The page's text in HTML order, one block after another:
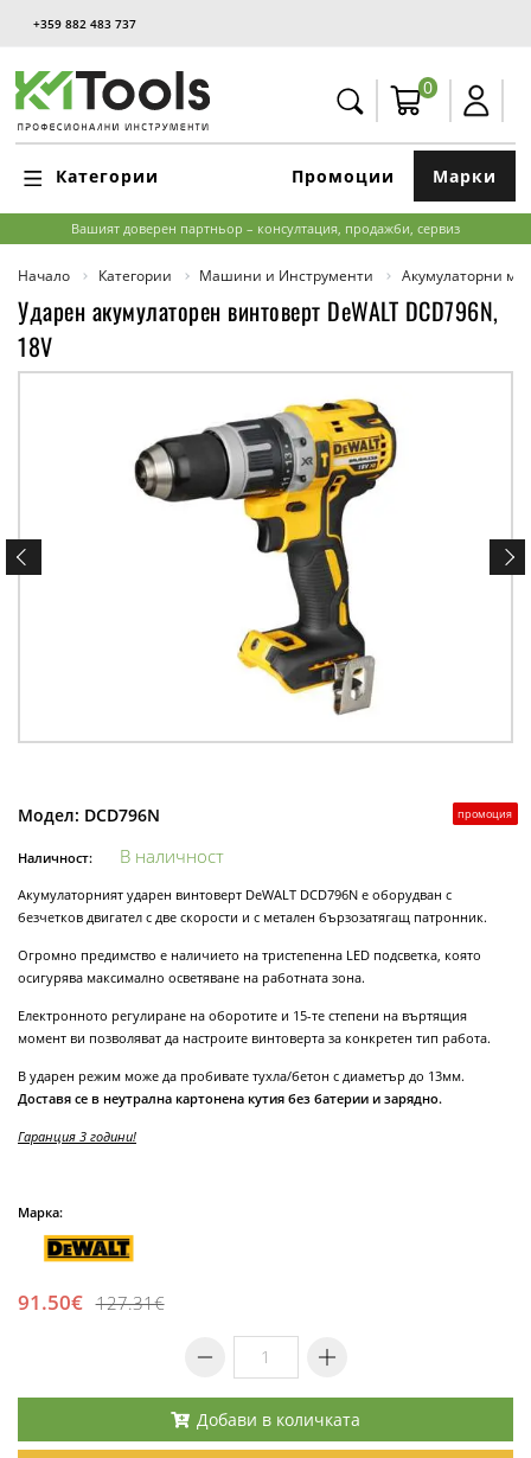
+359 882 483 737
0
Категории Марки
Промоции
Вашият доверен партньор – консултация, продажби, сервиз
Начало Категории Машини и Инструменти Акумулаторни
Ударен акумулаторен винтоверт DeWALT DCD796N,
18V
промоция
Модел: DCD796N
Наличност: В наличност
Акумулаторният ударен винтоверт DeWALT DCD796N е оборудван с
безчетков двигател с две скорости и с метален бързозатягащ патронник.
Огромно предимство е наличието на тристепенна LED подсветка, която
осигурява максимално осветяване на работната зона.
Електронното регулиране на оборотите и 15-те степени на въртящия
момент ви позволяват да настроите винтоверта за конкретен тип работа.
В ударен режим може да пробивате тухла/бетон с диаметър до 13мм.
Доставя се в неутрална картонена кутия без батерии и зарядно.
Гаранция 3 години!
Марка:
91.50€ 127.31€
Добави в количката